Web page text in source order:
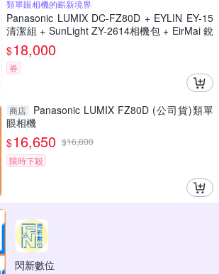
類單眼相機的嶄新境界
Panasonic LUMIX DC-FZ80D + EYLIN EY-15
清潔組 + SunLight ZY-2614相機包 + EirMai 銳
瑪 HD-100C電子除濕卡 FZ80D (公司貨)
$18,000
券
商店
Panasonic LUMIX FZ80D (公司貨)類單
眼相機
$16,650 $16,800
限時下殺
閃新數位